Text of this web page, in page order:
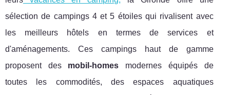
sélection de campings 4 et 5 étoiles qui rivalisent avec
les meilleurs hôtels en termes de services et
d'aménagements. Ces campings haut de gamme
proposent des mobil-homes modernes équipés de
toutes les commodités, des espaces aquatiques